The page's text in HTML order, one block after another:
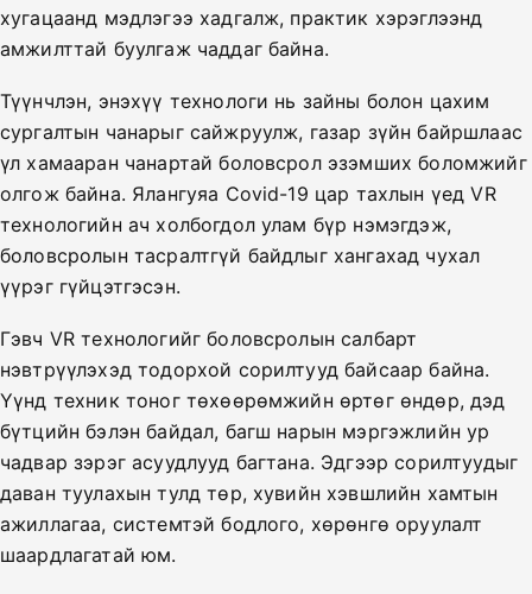
хугацаанд мэдлэгээ хадгалж, практик хэрэглээнд
амжилттай буулгаж чаддаг байна.
Түүнчлэн, энэхүү технологи нь зайны болон цахим
сургалтын чанарыг сайжруулж, газар зүйн байршлаас
үл хамааран чанартай боловсрол эзэмших боломжийг
олгож байна. Ялангуяа Covid-19 цар тахлын үед VR
технологийн ач холбогдол улам бүр нэмэгдэж,
боловсролын тасралтгүй байдлыг хангахад чухал
үүрэг гүйцэтгэсэн.
Гэвч VR технологийг боловсролын салбарт
нэвтрүүлэхэд тодорхой сорилтууд байсаар байна.
Үүнд техник тоног төхөөрөмжийн өртөг өндөр, дэд
бүтцийн бэлэн байдал, багш нарын мэргэжлийн ур
чадвар зэрэг асуудлууд багтана. Эдгээр сорилтуудыг
даван туулахын тулд төр, хувийн хэвшлийн хамтын
ажиллагаа, системтэй бодлого, хөрөнгө оруулалт
шаардлагатай юм.